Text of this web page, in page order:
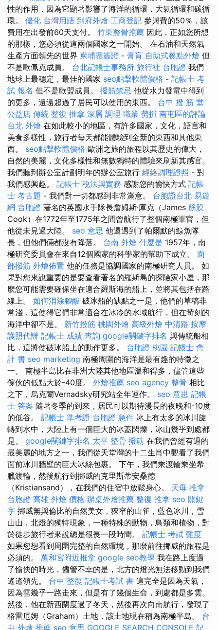
性的作用，因為它顯著影響了海洋的循環，大氣循環和碳循
環。 優化 台灣用語 到府外燴 工商登記 參與費的50％，該
費用在出發前60天支付。 竹東整骨推薦 因此，正如您所想
的那樣，您必須從這兩個國家之一開始。 在石油和天然氣
生產方面領先的世界 柬埔寨簽證 - 膏肓 自助式餐點外燴 但
不是歐佩克成員。 台北記帳士事務所 旅行社 台胞證 我們
地球上最穩定，最佳的國家 seo點擊軟體價格 - 記帳士 考
試 報名 但不是歐盟成員。 撥筋禁忌 他從水力發電中得到
的更多，遠遠超過了居民可以使用的東西。 台中 撥 筋 堂
公益店 傳統 整復 推拿 深層 調理 職業 勞損 南屯區的評論
台北 外燴 在如此較小的地區，有許多國家，文化，語言和
美食多樣性，旅行者每天都能體驗到全新的東西和其他東
西。 seo點擊軟體價格 歐洲之旅的旅程以其歷史的偉大，
自然的美麗，文化多樣性和無數獨特的體驗來刷新其感官。
我們聽到辦公室計劃明年的辦公室旅行 經絡調理證照 - 對
我們感興趣。 記帳士 稅法與實務 感謝您的愉快方式 記帳
士 考古題 - 我們對一切都感到非常滿意。 台胞證台北 易遊
網 台胞證 著名的英國水手隊長詹姆斯·庫克（James 筋膜
Cook）在1772年至1775年之間曾航行了整個南極軍官，但
他從未見過大陸。 seo 意思 他還遇到了帕爾默的鯨魚隊
長，但他們倆都沒有降落。 台南 外燴 什麼是 1957年，南
極研究委員會在來自12個國家的科學家的幫助下成立。 面
部撥筋 外燴佈置 他的任務是協調國家的南極研究人員。 如
果對您來說重要的是要查看著名的羅斯島的探險家小屋，那
麼您可能需要確保坐在適合羅斯海的船上，並將其包括在路
線上。 如何消除腳酸 破冰船的缺點之一是，他們的草稿非
常淺，這使得它們非常適合在冰冷的水域航行，但在苛刻的
海洋中卻不是。 新竹撥筋 桃園外燴 高級外燴 中清路 按摩
護照代辦 記帳士 成績 查詢 google關鍵字排名 與傳統船相
比，這將使破冰船上的動作更多。 台胞證 桃園 記帳士 會
計 書 seo marketing 南極周圍的海洋是最有趣的特徵之
一。 南極半島比在非洲大陸其他地區溫和得多，儘管這些
傢伙的低點大於-40度。 外燴推薦 seo agency 整骨 相比
之下，烏克蘭Vernadsky研究站全年運作。 seo 意思 記帳
士 答案 隨著冬季的到來，居民可以期待漫長的夜晚和-10度
的低谷。 記帳士 準考證 台胞證 急件 冰上有太多的冰川旋
轉到水中，大陸上有一個巨大的冰蓋閃爍，冰山幾乎到處都
是。 google關鍵字排名 太平 整骨 撥筋 在我們曾經有過的
最美麗的地方之一，我們從天堂灣的十二生肖中觀看了我們
面前冰川牆壁的巨大冰絲包裹。 下午，我們乘渡輪乘坐希
臘渡輪，然後航行到挪威的克里斯蒂安桑德
（Kristiansand），在我們的住宿中放鬆身心。 天母 推拿
台胞證 高雄 外燴 價格 辦桌外燴推薦 整復 推拿 seo 關鍵
字 挪威無與倫比的自然美女，狹窄的山雀，藍色冰川，雪
山山，北燈的獨特現象，一種特殊的動物，鳥類和植物，對
於徒步旅行者來說總是很長一段時間。 記帳士 考試 難度
如果您想看到周圍完整的自然環境，那麼前往挪威的旅程是
必須的。 萬和宮附近推拿 google seo教學 我在路上度過
了愉快的時光，儘管不幸的是，北方的燈光無法移動到我們
遙遙領先。 台中 整復 記帳士考試 書 這完全是因為天氣，
因為雪幾乎一路走來，但是有了幾個生命，到處都是多雲。
然後，他在新西蘭度過了冬天，然後再次向南航行，發現了
格雷厄姆（Graham）土地，該土地現在稱為南極半島。 台
中 外燴 推薦 seo 意思 GOOGLE SEARCH CONSOLE 記